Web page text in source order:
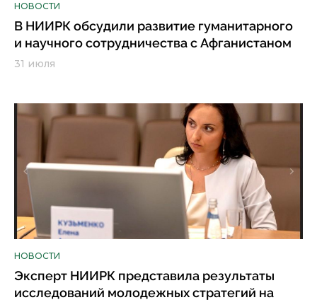
НОВОСТИ
В НИИРК обсудили развитие гуманитарного
и научного сотрудничества с Афганистаном
31 июля
НОВОСТИ
Эксперт НИИРК представила результаты
исследований молодежных стратегий на